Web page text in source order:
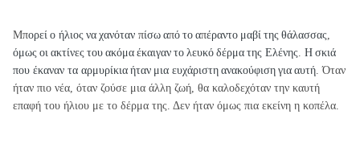
Μπορεί ο ήλιος να χανόταν πίσω από το απέραντο μαβί της θάλασσας,
όμως οι ακτίνες του ακόμα έκαιγαν το λευκό δέρμα της Ελένης. Η σκιά
που έκαναν τα αρμυρίκια ήταν μια ευχάριστη ανακούφιση για αυτή. Όταν
ήταν πιο νέα, όταν ζούσε μια άλλη ζωή, θα καλοδεχόταν την καυτή
επαφή του ήλιου με το δέρμα της. Δεν ήταν όμως πια εκείνη η κοπέλα.